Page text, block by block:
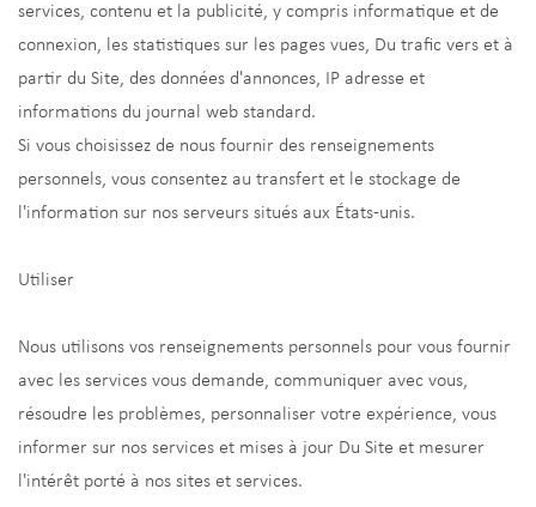
services, contenu et la publicité, y compris informatique et de
connexion, les statistiques sur les pages vues, Du trafic vers et à
partir du Site, des données d'annonces, IP adresse et
informations du journal web standard.
Si vous choisissez de nous fournir des renseignements
personnels, vous consentez au transfert et le stockage de
l'information sur nos serveurs situés aux États-unis.
Utiliser
Nous utilisons vos renseignements personnels pour vous fournir
avec les services vous demande, communiquer avec vous,
résoudre les problèmes, personnaliser votre expérience, vous
informer sur nos services et mises à jour Du Site et mesurer
l'intérêt porté à nos sites et services.